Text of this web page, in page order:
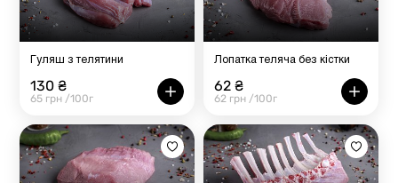
Гуляш з телятини
130 ₴
65 грн /100г
Лопатка теляча без кістки
62 ₴
62 грн /100г